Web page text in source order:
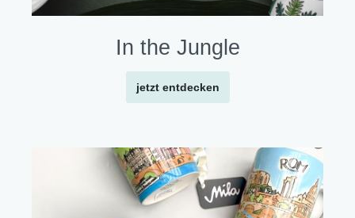
In the Jungle
jetzt entdecken